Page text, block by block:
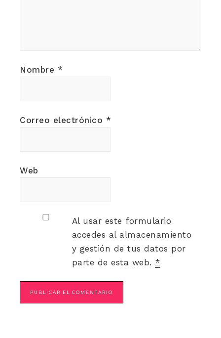
Nombre *
Correo electrónico *
Web
Al usar este formulario
accedes al almacenamiento
y gestión de tus datos por
parte de esta web. *